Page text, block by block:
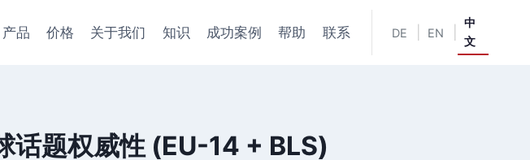
产品 价格 关于我们 知识 成功案例 帮助 联系 DE EN
中
文
题权威性 (EU-14 + BLS)